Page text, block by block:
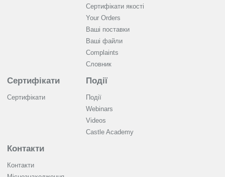
Cертифікати якості
Your Orders
Ваші поставки
Ваші файли
Complaints
Словник
Сертифікати
Сертифікати
Події
Події
Webinars
Videos
Castle Academy
Контакти
Контакти